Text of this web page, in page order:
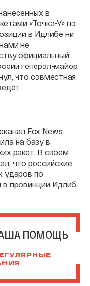
в
«Точка-У» по
в Идлибе ни
не
официальный
генерал-майор
что совместная
Fox News
на базу в
ракет. В своем
что российские
ударов по
провинции Идлиб.
ПОМОЩЬ